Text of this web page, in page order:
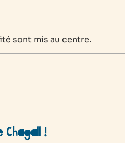
sont mis au centre.
!